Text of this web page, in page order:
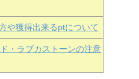
や獲得出来るptについて
・ラブカストーンの注意